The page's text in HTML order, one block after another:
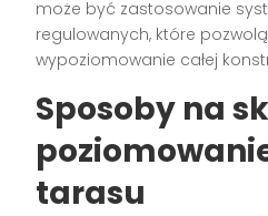
może być zastosowanie
regulowanych, które
wypoziomowanie całej
Sposoby na
tarasu